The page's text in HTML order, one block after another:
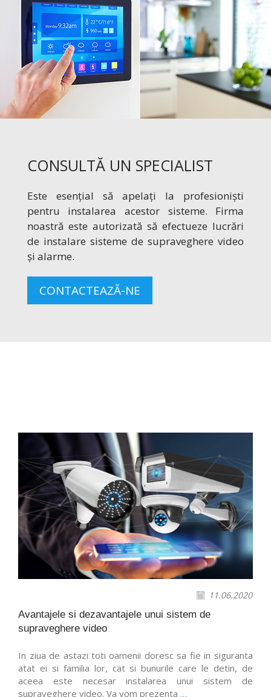
CONSULTĂ UN SPECIALIST
Este esențial să apelați la profesioniști
pentru instalarea acestor sisteme. Firma
noastră este autorizată să efectueze lucrări
de instalare sisteme de supraveghere video
și alarme.
CONTACTEAZĂ-NE
11.06.2020
Avantajele si dezavantajele unui sistem de
supraveghere video
In ziua de astazi toti oamenii doresc sa fie in siguranta
atat ei si familia lor, cat si bunurile care le detin, de
aceea este necesar instalarea unui sistem de
supraveghere video. Va vom prezenta…